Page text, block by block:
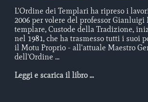
L'Ordine dei Templari ha ripreso i
2006 per volere del professor
templare, Custode della Tradizione,
nel 1981, che ha trasmesso tutti i suoi
il Motu Proprio - all'attuale Maestro
dell'Ordine ...
Leggi e scarica il libro ...